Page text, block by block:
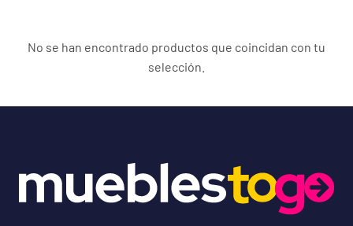
No se han encontrado productos que coincidan con tu
selección.